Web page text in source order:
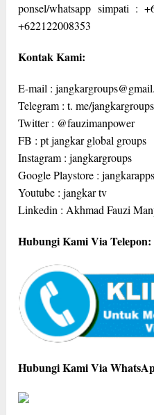
ponsel/whatsapp simpati :
+622122008353
Kontak Kami:
E-mail :
Telegram : t. me/jangkargroups
Twitter : @fauzimanpower
FB : pt jangkar global groups
Instagram : jangkargroups
Google Playstore : jangkarapps
Youtube : jangkar tv
Linkedin : Akhmad Fauzi
Hubungi Kami Via Telepon:
Hubungi Kami Via